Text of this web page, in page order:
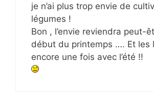
je n’ai plus trop envie de
légumes !
Bon , l’envie reviendra peut-
début du printemps …. Et les
encore une fois avec l’été !!